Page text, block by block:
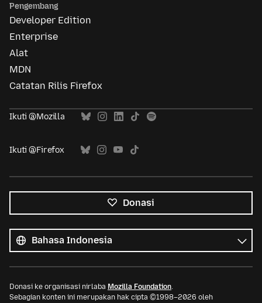
Pengembang
Developer Edition
Enterprise
Alat
MDN
Catatan Rilis Firefox
Ikuti @Mozilla
Ikuti @Firefox
Donasi
bahasa
Bahasa
Donasi ke organisasi nirlaba Mozilla Foundation
Sebagian konten ini merupakan hak cipta ©1998–2026 oleh